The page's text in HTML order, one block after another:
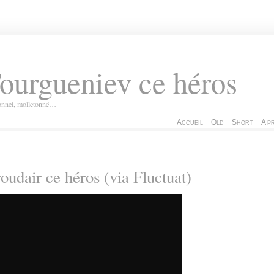
ce héros
molletonné…
Accueil Old Short A
ce héros (via Fluctuat)